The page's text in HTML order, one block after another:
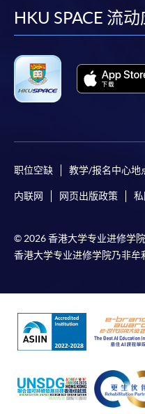
HKU SPACE 流
职位空缺 教学/报名中心地
内联网 网页出版政策
© 2026 香港大学专业进修学
香港大学专业进修学院乃非牟